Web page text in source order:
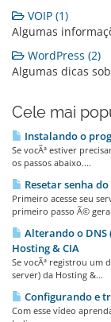
VOIP (1)
Algumas
WordPress (2)
Algumas dicas
Cele mai
Instalando o
Se vocÃª estiver
os passos abaixo....
Resetar senha
Primeiro acesse seu
primeiro passo Ã©
Alterando o
Hosting & CIA
Se vocÃª registrou um
server) da Hosting &...
Configurando e
Com esse vídeo